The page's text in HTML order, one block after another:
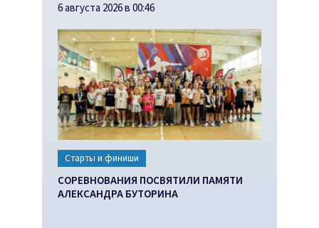
6 августа 2026 в 00:46
Старты и финиши
СОРЕВНОВАНИЯ ПОСВЯТИЛИ ПАМЯТИ
АЛЕКСАНДРА БУТОРИНА